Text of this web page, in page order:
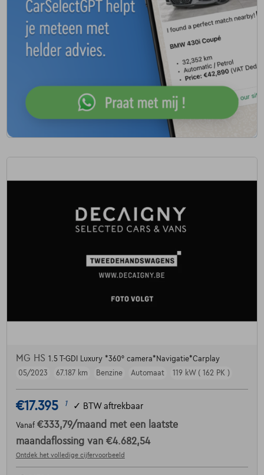
MG HS 1.5 T-GDI Luxury *360° camera*Navigatie*Carplay
05/2023
67.187 km Benzine Automaat 119 kW ( 162 PK )
€17.395 1 ✓ BTW aftrekbaar
Vanaf €333,79/maand met een laatste
maandaflossing van €4.682,54
Ontdek het volledige cijfervoorbeeld